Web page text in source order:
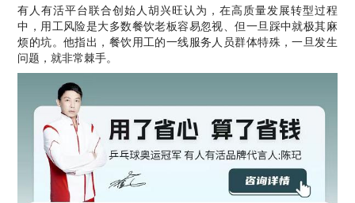
有人有活平台联合创始人胡兴旺认为，在高质量发展转型过程
中，用工风险是大多数餐饮老板容易忽视、但一旦踩中就极其麻
烦的坑。他指出，餐饮用工的一线服务人员群体特殊，一旦发生
问题，就非常棘手。